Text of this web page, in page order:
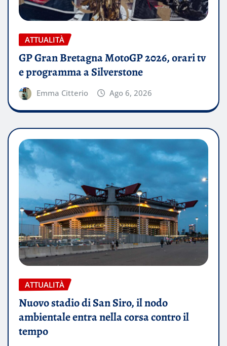
ATTUALITÀ
GP Gran Bretagna MotoGP 2026, orari tv
e programma a Silverstone
Emma Citterio Ago 6, 2026
ATTUALITÀ
Nuovo stadio di San Siro, il nodo
ambientale entra nella corsa contro il
tempo